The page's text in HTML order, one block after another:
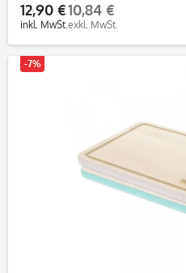
12,90 €
inkl. MwSt.
10,84 €
exkl. MwSt.
-7%